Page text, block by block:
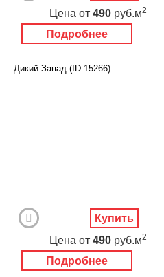
Подробнее
Цена от 490 руб.м2
Дикий Запад (ID 15266)
Подробнее
Цена от 490 руб.м2
Купить